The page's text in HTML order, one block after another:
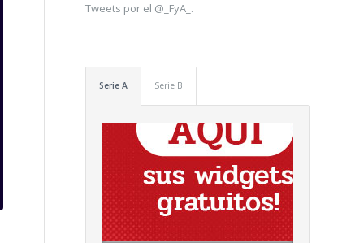
Tweets por el @_FyA_.
Serie A Serie B